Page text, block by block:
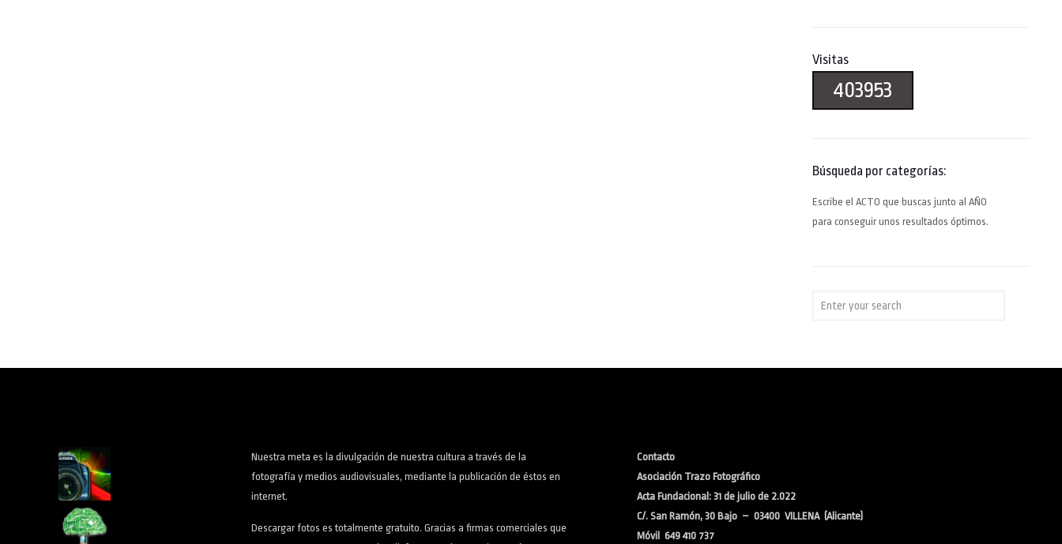
Visitas
403953
Búsqueda por categorías:
Escribe el ACTO que buscas junto al AÑO
para conseguir unos resultados óptimos.
Nuestra meta es la divulgación de nuestra cultura a través de la
fotografía y medios audiovisuales, mediante la publicación de éstos en
internet.
Descargar fotos es totalmente gratuito. Gracias a firmas comerciales que
Contacto
Asociación Trazo Fotográfico
Acta Fundacional: 31 de julio de 2.022
C/. San Ramón, 30 Bajo – 03400 VILLENA (Alicante)
Móvil 649 410 737